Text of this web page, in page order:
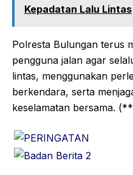
Kepadatan Lalu Lintas
Polresta Bulungan terus
pengguna jalan agar
lintas, menggunakan
berkendara, serta
keselamatan bersama.